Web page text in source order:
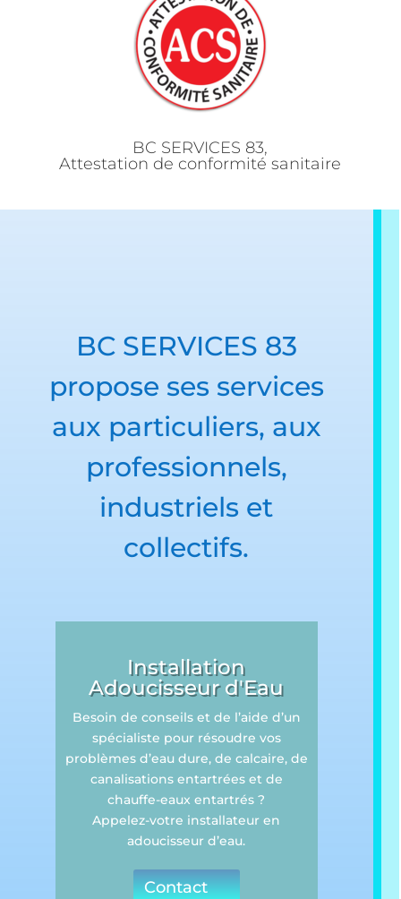
BC SERVICES 83,
Attestation de conformité sanitaire
BC SERVICES 83
propose ses services
aux particuliers, aux
professionnels,
industriels et
collectifs.
Installation
Adoucisseur d'Eau
Besoin de conseils et de l’aide d’un
spécialiste pour résoudre vos
problèmes d’eau dure, de calcaire, de
canalisations entartrées et de
chauffe-eaux entartrés ?
Appelez-votre installateur en
adoucisseur d’eau.
Contact